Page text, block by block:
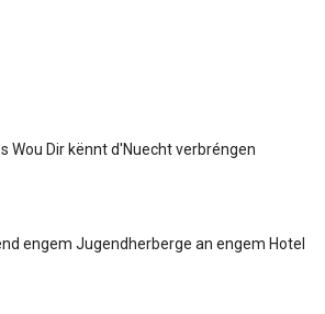
Wou Dir kënnt d'Nuecht verbréngen
engem Jugendherberge an engem Hotel